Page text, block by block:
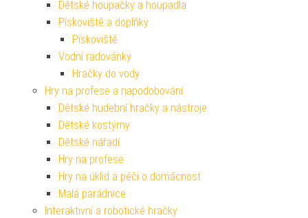
Dětské houpačky a houpadla
Pískoviště a doplňky
Pískoviště
Vodní radovánky
Hračky do vody
Hry na profese a napodobování
Dětské hudební hračky a nástroje
Dětské kostýmy
Dětské nářadí
Hry na profese
Hry na úklid a péči o domácnost
Malá parádnice
Interaktivní a robotické hračky